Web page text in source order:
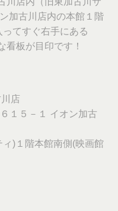
加古川店内の本館１階
てすぐ右手にある
看板が目印です！
店
１５－１ イオン加古
)１階本館南側(映画館